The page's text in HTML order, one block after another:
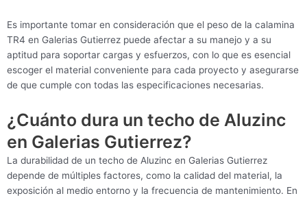
Es importante tomar en consideración que el peso de la calamina
TR4 en Galerias Gutierrez puede afectar a su manejo y a su
aptitud para soportar cargas y esfuerzos, con lo que es esencial
escoger el material conveniente para cada proyecto y asegurarse
de que cumple con todas las especificaciones necesarias.
¿Cuánto dura un techo de Aluzinc
en Galerias Gutierrez?
La durabilidad de un techo de Aluzinc en Galerias Gutierrez
depende de múltiples factores, como la calidad del material, la
exposición al medio entorno y la frecuencia de mantenimiento. En